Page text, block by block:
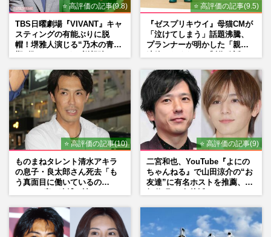
⭐ 高評価の記事(9.8)
TBS日曜劇場『VIVANT』キャ
スティングの有能ぶりに脱
帽！堺雅人演じる“乃木の青年
マン長男・櫻井海音だった
⭐ 高評価の記事(9.5)
『ゼスプリキウイ』母猫CMが
「泣けてしまう」話題沸騰、
プランナーが明かした「親に
⭐ 高評価の記事(10)
ものまねタレント清水アキラ
の息子・良太郎さん死去「も
う真面目に働いているの
⭐ 高評価の記事(9)
二宮和也、YouTube『よにの
ちゃんねる』で山田涼介の“お
友達”に有名ホストを推薦、歌